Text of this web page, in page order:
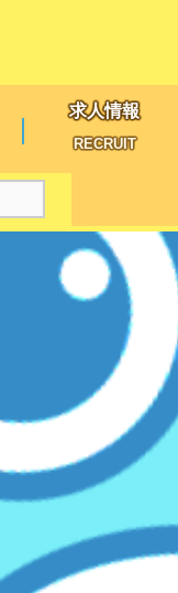
求人情報
RECRUIT